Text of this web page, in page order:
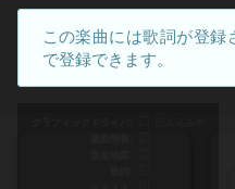
この楽曲には歌詞が登録
で登録できます。